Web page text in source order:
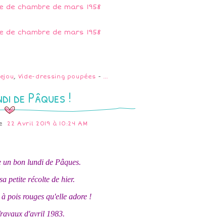
, Vide-dressing poupées - …
de Pâques !
22 Avril 2019 à 10:24 AM
un bon lundi de Pâques.
petite récolte de hier.
pois rouges qu'elle adore !
d'avril 1983.